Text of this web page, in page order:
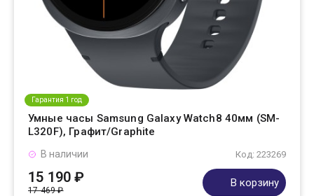
Гарантия 1 год
Умные часы Samsung Galaxy Watch8 40мм (SM-
L320F), Графит/Graphite
Код: 223269
В наличии
15 190 ₽
17 469 ₽
В корзину